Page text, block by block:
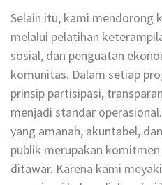
Selain itu, kami mendorong
melalui pelatihan
sosial, dan penguatan
komunitas. Dalam setiap
prinsip partisipasi,
menjadi standar
yang amanah, akuntabel,
publik merupakan
ditawar. Karena kami